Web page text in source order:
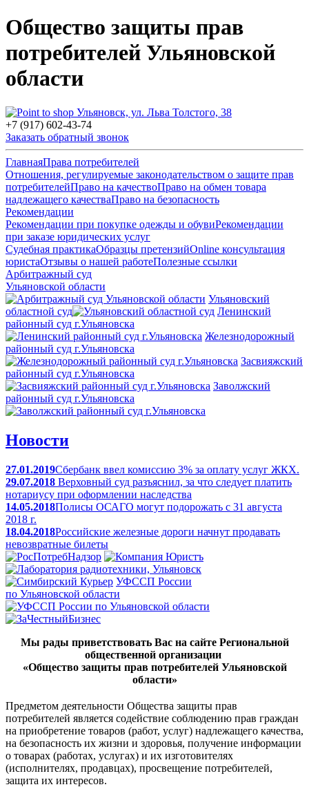
Общество защиты прав
потребителей Ульяновской
области
Ульяновск, ул. Льва Толстого, 38
+7 (917) 602-43-74
Заказать обратный звонок
ГлавнаяПрава потребителей
Отношения, регулируемые законодательством о защите прав
потребителейПраво на качествоПраво на обмен товара
надлежащего качестваПраво на безопасность
Рекомендации
Рекомендации при покупке одежды и обувиРекомендации
при заказе юридических услуг
Судебная практикаОбразцы претензийOnline консультация
юристаОтзывы о нашей работеПолезные ссылки
Арбитражный суд
Ульяновской области
Ульяновский
областной суд
Ленинский
районный суд г.Ульяновска
Железнодорожный
районный суд г.Ульяновска
Засвияжский
районный суд г.Ульяновска
Заволжский
районный суд г.Ульяновска
Новости
27.01.2019Сбербанк ввел комиссию 3% за оплату услуг ЖКХ.
29.07.2018 Верховный суд разъяснил, за что следует платить
нотариусу при оформлении наследства
14.05.2018Полисы ОСАГО могут подорожать с 31 августа
2018 г.
18.04.2018Российские железные дороги начнут продавать
невозвратные билеты
УФССП России
по Ульяновской области
Мы рады приветствовать Вас на сайте Региональной
общественной организации
«Общество защиты прав потребителей Ульяновской
области»
Предметом деятельности Общества защиты прав
потребителей является содействие соблюдению прав граждан
на приобретение товаров (работ, услуг) надлежащего качества,
на безопасность их жизни и здоровья, получение информации
о товарах (работах, услугах) и их изготовителях
(исполнителях, продавцах), просвещение потребителей,
защита их интересов.